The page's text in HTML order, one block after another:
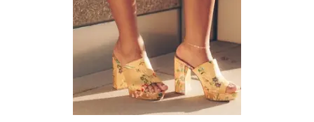
4WctA5S34NL7bUdifVkr
%
€